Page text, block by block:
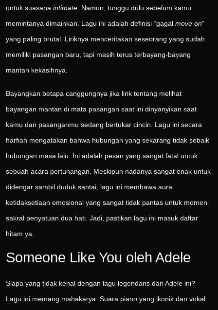
untuk suasana intimate . Namun, tunggu dulu sebelum kamu
memintanya dimainkan. Lagu ini adalah definisi “gagal move on”
yang paling brutal. Liriknya menceritakan seseorang yang sudah
memiliki pasangan baru, tapi masih terus terbayang-bayang
mantan kekasihnya.
Bayangkan betapa canggungnya jika lirik tentang melihat
bayangan mantan di mata pasangan saat ini dinyanyikan saat
kamu dan pasanganmu sedang bertukar cincin. Lagu ini secara
harfiah mengatakan bahwa hubungan yang sekarang tidak sebaik
hubungan masa lalu. Ini adalah pesan yang sangat fatal untuk
sebuah acara pertunangan. Meskipun nadanya sangat enak untuk
didengar sambil duduk santai, lagu ini membawa aura
ketidaksetiaan emosional yang sangat tidak pantas untuk momen
sakral penyatuan dua hati. Jadi, pastikan lagu ini masuk daftar
hitam ya.
Someone Like You oleh Adele
Siapa yang tidak kenal dengan lagu legendaris dari Adele ini?
Lagu ini memang mahakarya. Suara piano yang ikonik dan vokal